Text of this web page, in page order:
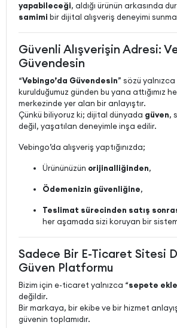
yapabileceği, aldığı ürünün arkasında
samimi bir dijital alışveriş deneyimi
Güvenli Alışverişin Adresi:
Güvendesin
“Vebingo’da Güvendesin” sözü
kurulduğumuz günden bu yana attığımız
merkezinde yer alan bir anlayıştır.
Çünkü biliyoruz ki; dijital dünyada güven,
değil, yaşatılan deneyimle inşa edilir.
Vebingo’da alışveriş yaptığınızda;
Ürününüzün orijinalliğinden,
Ödemenizin güvenliğine,
Teslimat sürecinden satış
her aşamada sizi koruyan bir
Sadece Bir E-Ticaret Sitesi
Güven Platformu
Bizim için e-ticaret yalnızca “sepete
değildir.
Bir markaya, bir ekibe ve bir hizmet
güvenin toplamıdır.